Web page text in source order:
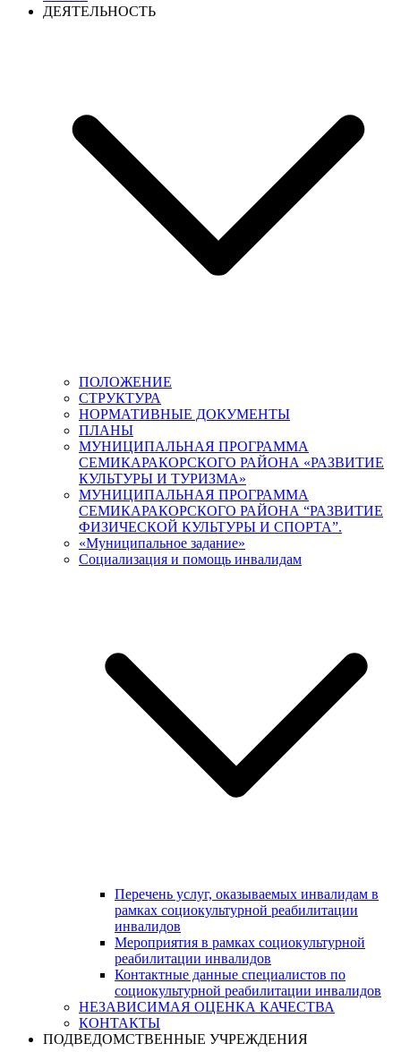
ДЕЯТЕЛЬНОСТЬ
ПОЛОЖЕНИЕ
СТРУКТУРА
НОРМАТИВНЫЕ ДОКУМЕНТЫ
ПЛАНЫ
МУНИЦИПАЛЬНАЯ ПРОГРАММА
СЕМИКАРАКОРСКОГО РАЙОНА «РАЗВИТИЕ
КУЛЬТУРЫ И ТУРИЗМА»
МУНИЦИПАЛЬНАЯ ПРОГРАММА
СЕМИКАРАКОРСКОГО РАЙОНА “РАЗВИТИЕ
ФИЗИЧЕСКОЙ КУЛЬТУРЫ И СПОРТА”.
«Муниципальное задание»
Социализация и помощь инвалидам
Перечень услуг, оказываемых инвалидам в
рамках социокультурной реабилитации
инвалидов
Мероприятия в рамках социокультурной
реабилитации инвалидов
Контактные данные специалистов по
социокультурной реабилитации инвалидов
НЕЗАВИСИМАЯ ОЦЕНКА КАЧЕСТВА
КОНТАКТЫ
ПОДВЕДОМСТВЕННЫЕ УЧРЕЖДЕНИЯ